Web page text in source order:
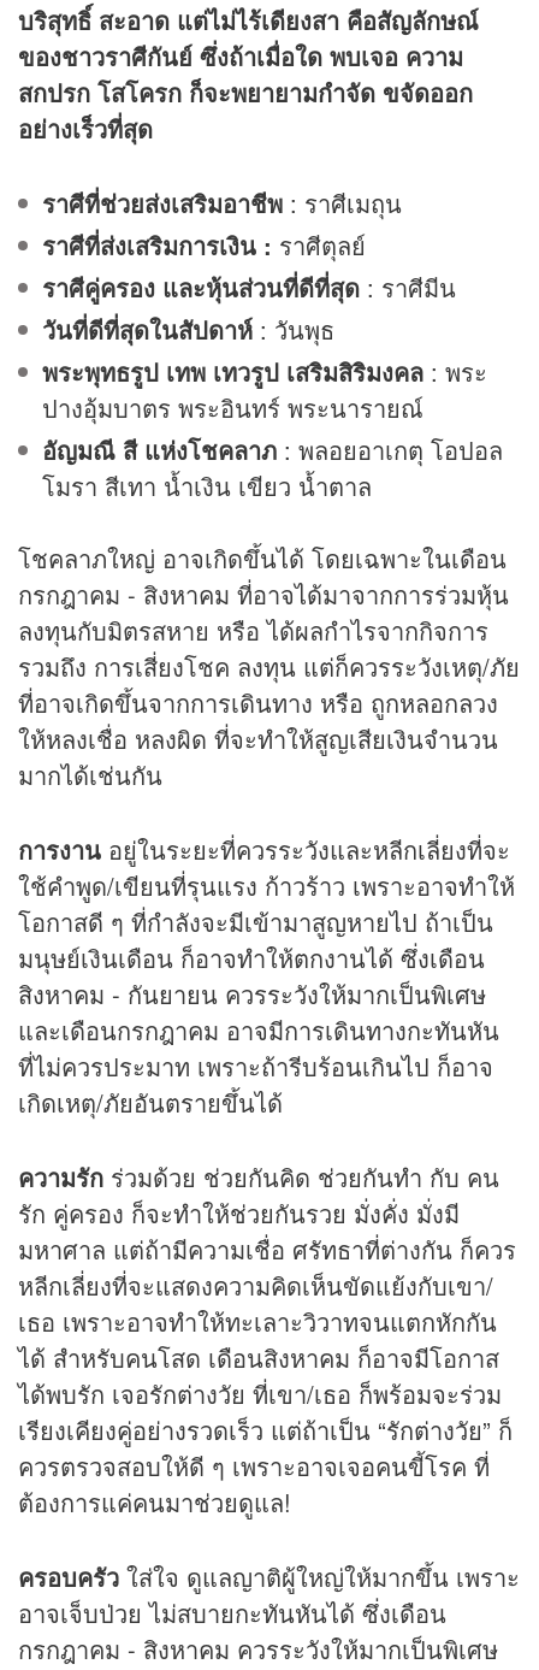
บริสุทธิ์ สะอาด แต่ไม่ไร้เดียงสา คือสัญลักษณ์
ของชาวราศีกันย์ ซึ่งถ้าเมื่อใด พบเจอ ความ
สกปรก โสโครก ก็จะพยายามกำจัด ขจัดออก
อย่างเร็วที่สุด
ราศีที่ช่วยส่งเสริมอาชีพ : ราศีเมถุน
ราศีที่ส่งเสริมการเงิน : ราศีตุลย์
ราศีคู่ครอง และหุ้นส่วนที่ดีที่สุด : ราศีมีน
วันที่ดีที่สุดในสัปดาห์ : วันพุธ
พระพุทธรูป เทพ เทวรูป เสริมสิริมงคล : พระ
ปางอุ้มบาตร พระอินทร์ พระนารายณ์
อัญมณี สี แห่งโชคลาภ : พลอยอาเกตุ โอปอล
โมรา สีเทา น้ำเงิน เขียว น้ำตาล
โชคลาภใหญ่ อาจเกิดขึ้นได้ โดยเฉพาะในเดือน
กรกฎาคม - สิงหาคม ที่อาจได้มาจากการร่วมหุ้น
ลงทุนกับมิตรสหาย หรือ ได้ผลกำไรจากกิจการ
รวมถึง การเสี่ยงโชค ลงทุน แต่ก็ควรระวังเหตุ/ภัย
ที่อาจเกิดขึ้นจากการเดินทาง หรือ ถูกหลอกลวง
ให้หลงเชื่อ หลงผิด ที่จะทำให้สูญเสียเงินจำนวน
มากได้เช่นกัน
การงาน อยู่ในระยะที่ควรระวังและหลีกเลี่ยงที่จะ
ใช้คำพูด/เขียนที่รุนแรง ก้าวร้าว เพราะอาจทำให้
โอกาสดี ๆ ที่กำลังจะมีเข้ามาสูญหายไป ถ้าเป็น
มนุษย์เงินเดือน ก็อาจทำให้ตกงานได้ ซึ่งเดือน
สิงหาคม - กันยายน ควรระวังให้มากเป็นพิเศษ
และเดือนกรกฎาคม อาจมีการเดินทางกะทันหัน
ที่ไม่ควรประมาท เพราะถ้ารีบร้อนเกินไป ก็อาจ
เกิดเหตุ/ภัยอันตรายขึ้นได้
ความรัก ร่วมด้วย ช่วยกันคิด ช่วยกันทำ กับ คน
รัก คู่ครอง ก็จะทำให้ช่วยกันรวย มั่งคั่ง มั่งมี
มหาศาล แต่ถ้ามีความเชื่อ ศรัทธาที่ต่างกัน ก็ควร
หลีกเลี่ยงที่จะแสดงความคิดเห็นขัดแย้งกับเขา/
เธอ เพราะอาจทำให้ทะเลาะวิวาทจนแตกหักกัน
ได้ สำหรับคนโสด เดือนสิงหาคม ก็อาจมีโอกาส
ได้พบรัก เจอรักต่างวัย ที่เขา/เธอ ก็พร้อมจะร่วม
เรียงเคียงคู่อย่างรวดเร็ว แต่ถ้าเป็น “รักต่างวัย” ก็
ควรตรวจสอบให้ดี ๆ เพราะอาจเจอคนขี้โรค ที่
ต้องการแค่คนมาช่วยดูแล!
ครอบครัว ใส่ใจ ดูแลญาติผู้ใหญ่ให้มากขึ้น เพราะ
อาจเจ็บป่วย ไม่สบายกะทันหันได้ ซึ่งเดือน
กรกฎาคม - สิงหาคม ควรระวังให้มากเป็นพิเศษ